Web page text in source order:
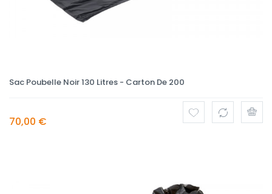
Sac Poubelle Noir 130 Litres - Carton De 200
70,00 €